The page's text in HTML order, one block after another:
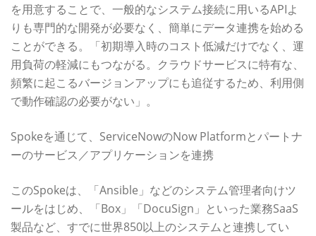
を用意することで、一般的なシステム接続に用いるAPIよ
りも専門的な開発が必要なく、簡単にデータ連携を始める
ことができる。「初期導入時のコスト低減だけでなく、運
用負荷の軽減にもつながる。クラウドサービスに特有な、
頻繁に起こるバージョンアップにも追従するため、利用側
で動作確認の必要がない」。
Spokeを通じて、ServiceNowのNow Platformとパートナ
ーのサービス／アプリケーションを連携
このSpokeは、「Ansible」などのシステム管理者向けツ
ールをはじめ、「Box」「DocuSign」といった業務SaaS
製品など、すでに世界850以上のシステムと連携してい